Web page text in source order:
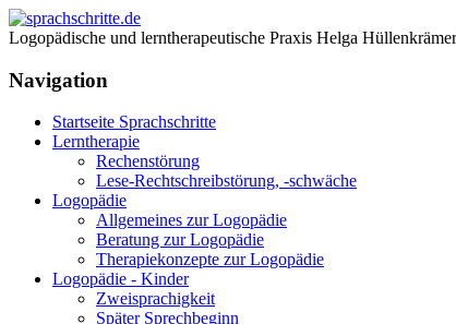
Logopädische und lerntherapeutische Praxis Helga
Navigation
Startseite Sprachschritte
Lerntherapie
Rechenstörung
Lese-Rechtschreibstörung, -schwäche
Logopädie
Allgemeines zur Logopädie
Beratung zur Logopädie
Therapiekonzepte zur Logopädie
Logopädie - Kinder
Zweisprachigkeit
Später Sprechbeginn